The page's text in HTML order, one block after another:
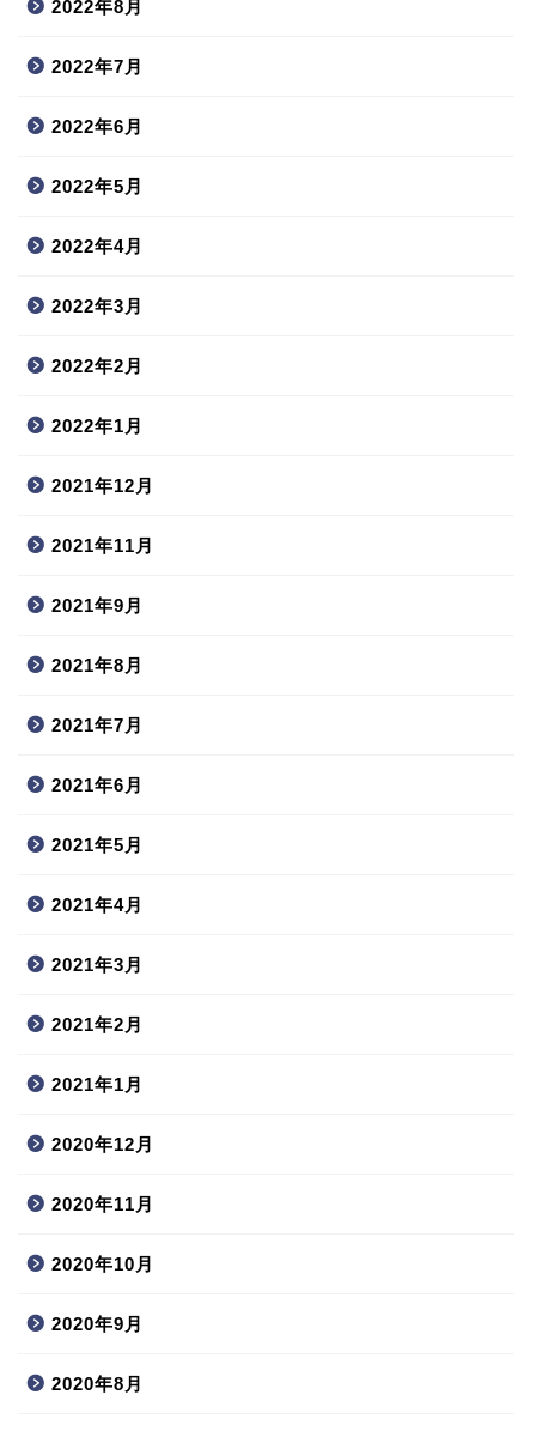
2022年8月
2022年7月
2022年6月
2022年5月
2022年4月
2022年3月
2022年2月
2022年1月
2021年12月
2021年11月
2021年9月
2021年8月
2021年7月
2021年6月
2021年5月
2021年4月
2021年3月
2021年2月
2021年1月
2020年12月
2020年11月
2020年10月
2020年9月
2020年8月